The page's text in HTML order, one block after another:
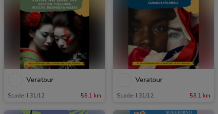
Veratour
Scade il 31/12 58.1 km
Veratour
Scade il 31/12 58.1 km